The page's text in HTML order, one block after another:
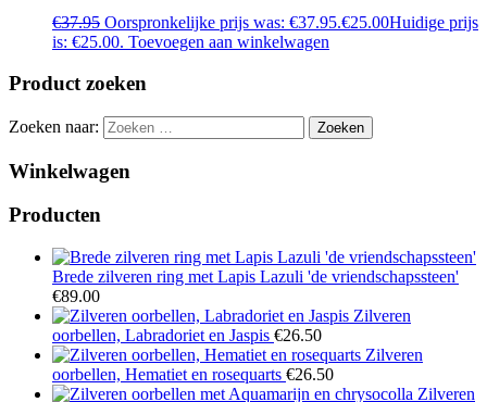
€37.95 Oorspronkelijke prijs was: €37.95.€25.00Huidige prijs
is: €25.00. Toevoegen aan winkelwagen
Product zoeken
Zoeken naar:
Winkelwagen
Producten
Brede zilveren ring met Lapis Lazuli 'de vriendschapssteen'
€89.00
Zilveren
oorbellen, Labradoriet en Jaspis €26.50
Zilveren
oorbellen, Hematiet en rosequarts €26.50
Zilveren